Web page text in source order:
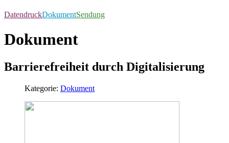
DatendruckDokumentSendung
Dokument
Barrierefreiheit durch Digitalisierung
Kategorie: Dokument